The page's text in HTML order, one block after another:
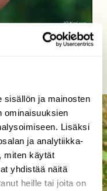
sisällön ja mainosten
ominaisuuksien
Lisäksi
ja analytiikka-
miten käytät
yhdistää näitä
heille tai joita on